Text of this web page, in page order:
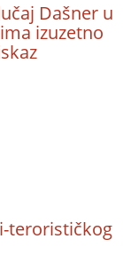
Dašner u
izuzetno
terorističkog